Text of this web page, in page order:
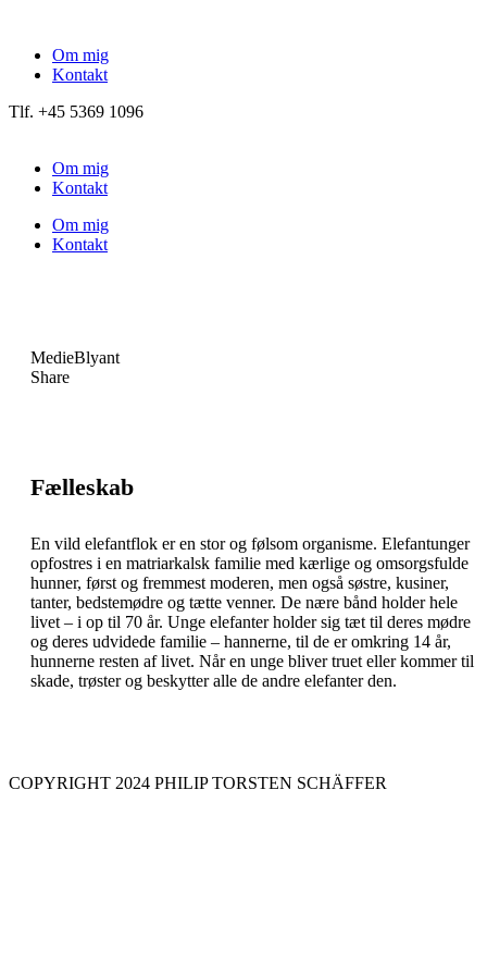
Om mig
Kontakt
Tlf. +45 5369 1096
Om mig
Kontakt
Om mig
Kontakt
MedieBlyant
Share
Fælleskab
En vild elefantflok er en stor og følsom organisme. Elefantunger
opfostres i en matriarkalsk familie med kærlige og omsorgsfulde
hunner, først og fremmest moderen, men også søstre, kusiner,
tanter, bedstemødre og tætte venner. De nære bånd holder hele
livet – i op til 70 år. Unge elefanter holder sig tæt til deres mødre
og deres udvidede familie – hannerne, til de er omkring 14 år,
hunnerne resten af livet. Når en unge bliver truet eller kommer til
skade, trøster og beskytter alle de andre elefanter den.
COPYRIGHT 2024 PHILIP TORSTEN SCHÄFFER